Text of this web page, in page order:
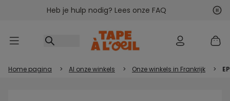
Ga naar inhoudHeb je hulp nodig? Lees onze FAQ
Home pagina > Al onze winkels > Onze winkels in Frankrijk >